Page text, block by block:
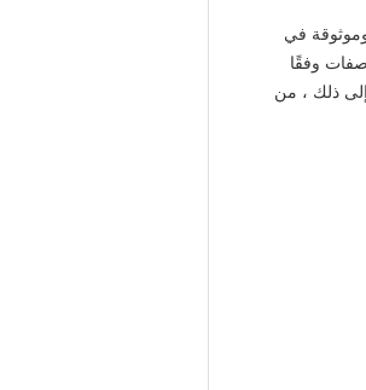
في
وفقًا
ذلك ، من